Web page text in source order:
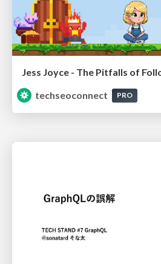
Jess Joyce - The Pitfalls of
techseoconnect
PRO